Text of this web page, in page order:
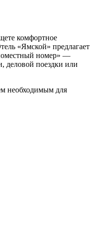
комфортное
«Ямской» предлагает
номер» —
деловой поездки или
необходимым для